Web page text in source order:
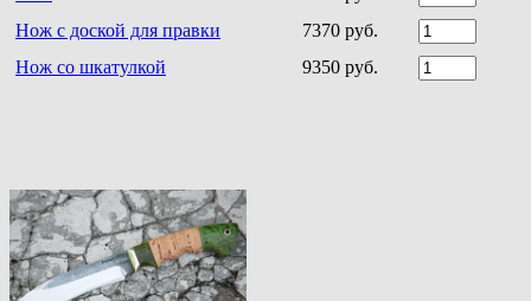
Нож с доской для правки
7370 руб.
Нож со шкатулкой
9350 руб.